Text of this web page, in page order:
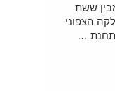
ששת
הצפוני
…